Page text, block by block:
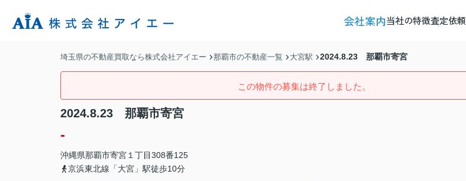
会社案内当社の特徴査定依頼
埼玉県の不動産買取なら株式会社アイエー 那覇市の不動産一覧 大宮駅 2024.8.23 那覇市寄宮
この物件の募集は終了しました。
2024.8.23 那覇市寄宮
-
沖縄県那覇市寄宮 １丁目308番125
京浜東北線「大宮」駅徒歩10分